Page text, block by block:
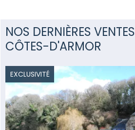
NOS DERNIÈRES
CÔTES-D'ARMOR
EXCLUSIVITÉ